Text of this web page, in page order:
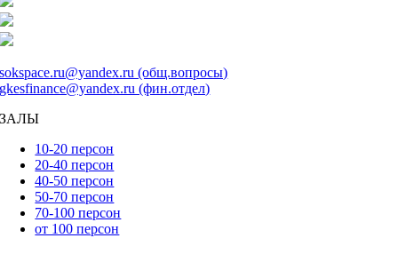
sokspace.ru@yandex.ru (общ.вопросы)
gkesfinance@yandex.ru (фин.отдел)
ЗАЛЫ
10-20 персон
20-40 персон
40-50 персон
50-70 персон
70-100 персон
от 100 персон